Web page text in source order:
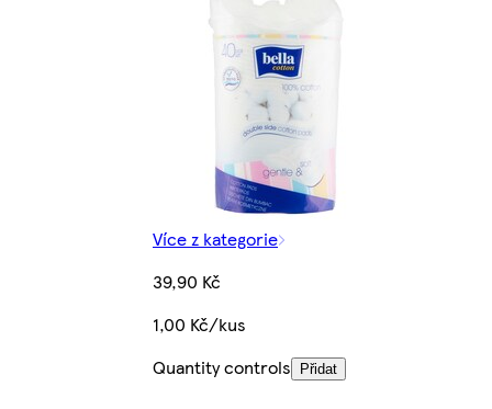
Více z kategorie
39,90 Kč
1,00 Kč/kus
Quantity controls
Přidat